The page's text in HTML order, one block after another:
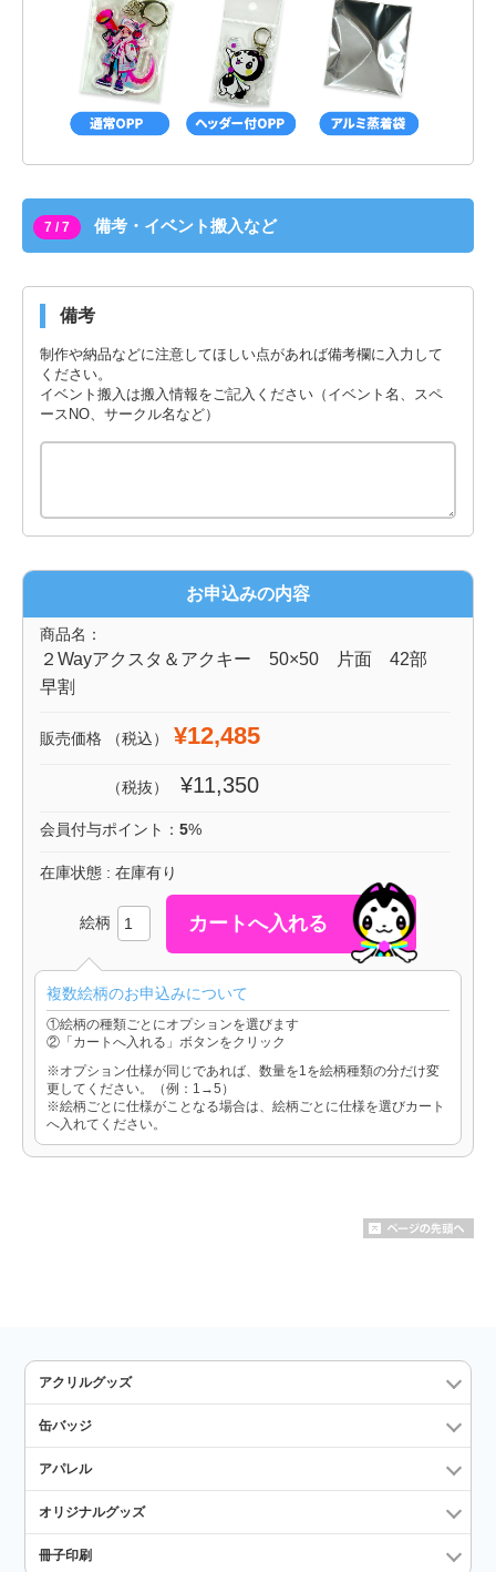
7 / 7 備考・イベント搬入など
備考
制作や納品などに注意してほしい点があれば備考欄に入力して
ください。
イベント搬入は搬入情報をご記入ください（イベント名、スペ
ースNO、サークル名など）
お申込みの内容
商品名：
２Wayアクスタ＆アクキー 50×50 片面 42部
早割
販売価格 （税込） ¥12,485
（税抜） ¥11,350
会員付与ポイント： 5%
在庫状態 : 在庫有り
絵柄
複数絵柄のお申込みについて
①絵柄の種類ごとにオプションを選びます
②「カートへ入れる」ボタンをクリック
※オプション仕様が同じであれば、数量を1を絵柄種類の分だけ変
更してください。（例：1→5）
※絵柄ごとに仕様がことなる場合は、絵柄ごとに仕様を選びカート
へ入れてください。
アクリルグッズ
缶バッジ
アパレル
オリジナルグッズ
冊子印刷